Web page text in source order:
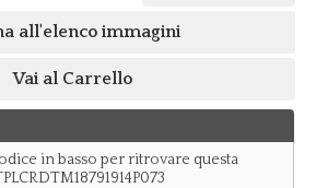
all'elenco immagini
Vai al Carrello
in basso per ritrovare questa